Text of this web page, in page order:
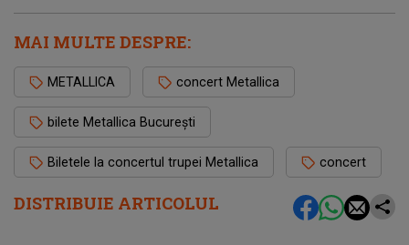
DISTRIBUIE ARTICOLUL
MAI MULTE DESPRE:
METALLICA concert Metallica
bilete Metallica București
Biletele la concertul trupei Metallica concert